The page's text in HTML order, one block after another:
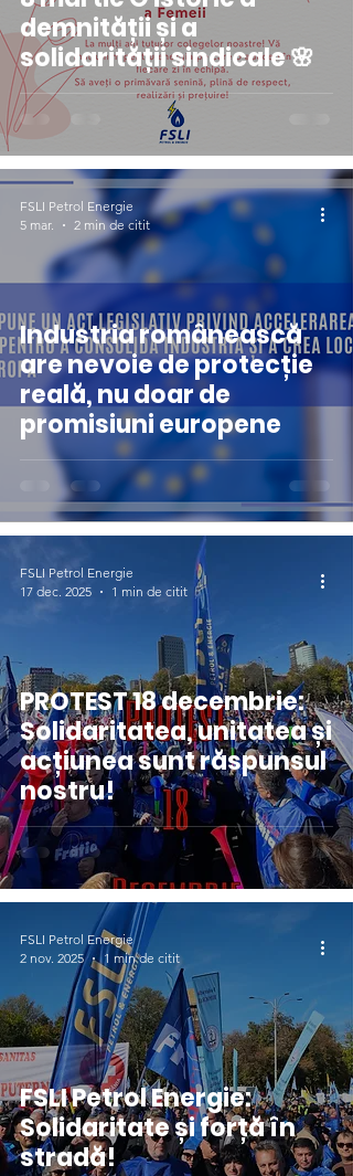
demnității și a
solidarității sindicale 🌸
Industria românească
are nevoie de protecție
reală, nu doar de
promisiuni europene
FSLI Petrol Energie
5 mar.
2 min de citit
PROTEST 18 decembrie:
Solidaritatea, unitatea și
acțiunea sunt răspunsul
nostru!
FSLI Petrol Energie
17 dec. 2025
1 min de citit
FSLI Petrol Energie:
Solidaritate și forță în
stradă!
FSLI Petrol Energie
2 nov. 2025
1 min de citit